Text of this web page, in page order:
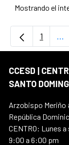
Mostrando el
Página
1 ...
CCESD |
SANTO
Arzobispo Meriño
República
CENTRO: Lunes
9:00 a 6:00 pm